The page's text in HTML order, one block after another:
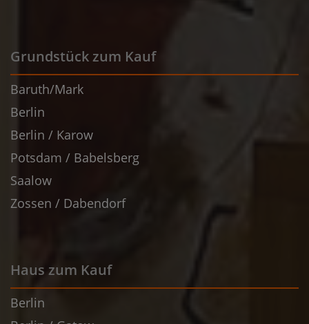
Grundstück zum Kauf
Baruth/Mark
Berlin
Berlin / Karow
Potsdam / Babelsberg
Saalow
Zossen / Dabendorf
Haus zum Kauf
Berlin